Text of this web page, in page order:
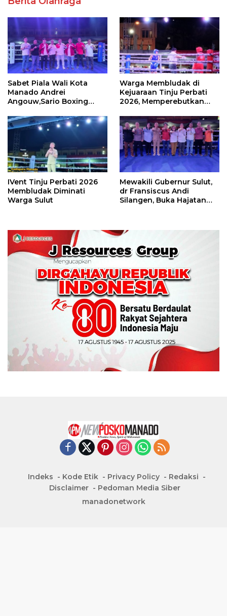
Sabet Piala Wali Kota
Manado Andrei
Angouw,Sario Boxing
Perbati 2026
Warga Membludak di
Kejuaraan Tinju Perbati
2026, Memperebutkan
IVent Tinju Perbati 2026
Membludak Diminati
Warga Sulut
Mewakili Gubernur Sulut,
dr Fransiscus Andi
Silangen, Buka Hajatan
Indeks Kode Etik Privacy Policy
Redaksi
Disclaimer
Pedoman Media Siber
manadonetwork